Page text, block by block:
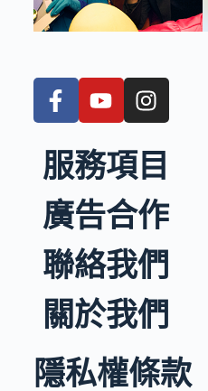
服務項目
廣告合作
聯絡我們
關於我們
隱私權條款